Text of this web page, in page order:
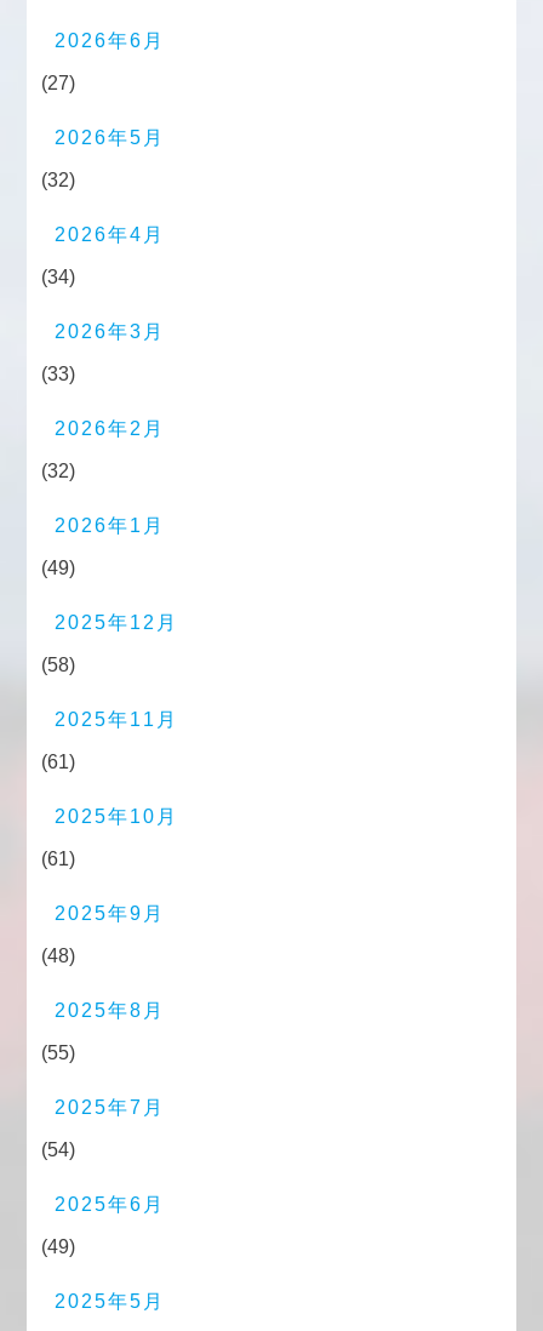
2026年6月
(27)
2026年5月
(32)
2026年4月
(34)
2026年3月
(33)
2026年2月
(32)
2026年1月
(49)
2025年12月
(58)
2025年11月
(61)
2025年10月
(61)
2025年9月
(48)
2025年8月
(55)
2025年7月
(54)
2025年6月
(49)
2025年5月